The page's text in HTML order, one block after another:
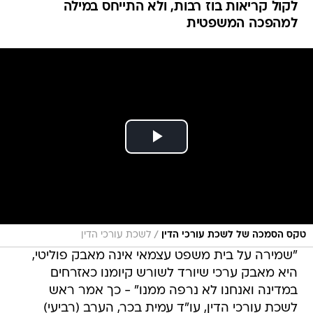
לקול קריאות בוז רבות, ולא התייחס במילה
למהפכה המשפטית
טקס הסמכה של לשכת עורכי הדין / לשכת עורכי הדין
"שמירה על בית משפט עצמאי אינה מאבק פוליטי,
היא מאבק ערכי שיורד לשורש קיומנו כאזרחים
במדינה ואנחנו לא נרפה ממנו" - כך אמר ראש
לשכת עורכי הדין, עו"ד עמית בכר, הערב (רביעי)